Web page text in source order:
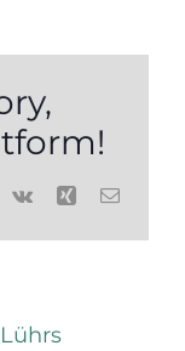
Vk Xing E-